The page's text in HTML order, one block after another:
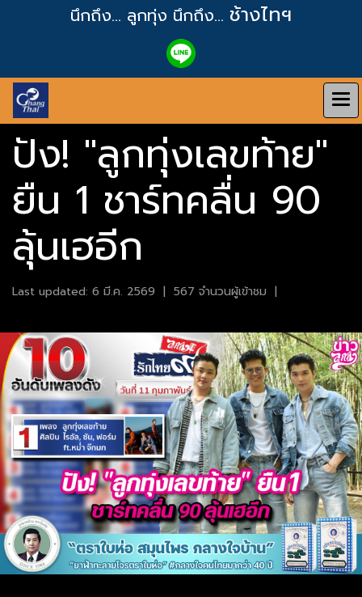
นึกถึง... ลูกทุ่ง นึกถึง... ช้างไทฯ
ปัง! "ลูกทุ่งเลขท้าย"
ยืน 1 ชาร์ทคลื่น 90
ลุ้นเฮอีก
Last updated: 6 มี.ค. 2569 | 567 จำนวนผู้เข้าชม |